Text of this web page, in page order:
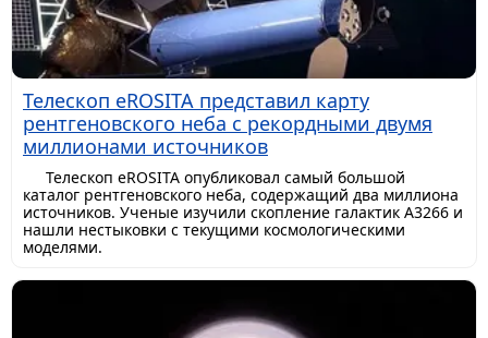
Телескоп eROSITA представил карту
рентгеновского неба с рекордными двумя
миллионами источников
Телескоп eROSITA опубликовал самый большой
каталог рентгеновского неба, содержащий два миллиона
источников. Ученые изучили скопление галактик A3266 и
нашли нестыковки с текущими космологическими
моделями.